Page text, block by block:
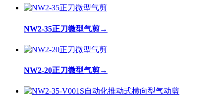
NW2-35正刀微型气剪→
NW2-20正刀微型气剪→